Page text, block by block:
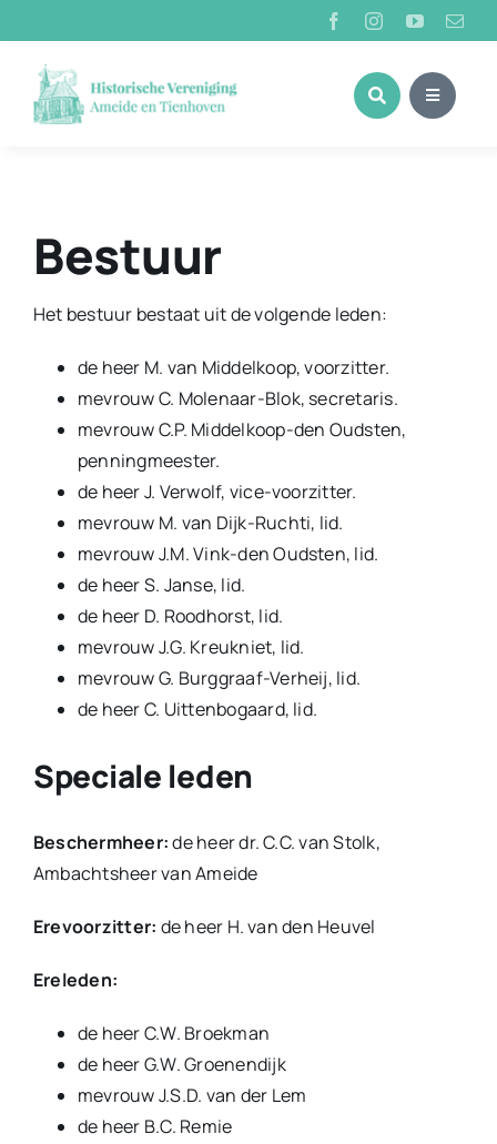
naar
inhoud
Bestuur
Het bestuur bestaat uit de volgende leden:
de heer M. van Middelkoop, voorzitter.
mevrouw C. Molenaar-Blok, secretaris.
mevrouw C.P. Middelkoop-den Oudsten,
penningmeester.
de heer J. Verwolf, vice-voorzitter.
mevrouw M. van Dijk-Ruchti, lid.
mevrouw J.M. Vink-den Oudsten, lid.
de heer S. Janse, lid.
de heer D. Roodhorst, lid.
mevrouw J.G. Kreukniet, lid.
mevrouw G. Burggraaf-Verheij, lid.
de heer C. Uittenbogaard, lid.
Speciale leden
Beschermheer:de heer dr. C.C. van Stolk,
Ambachtsheer van Ameide
Erevoorzitter: de heer H. van den Heuvel
Ereleden:
de heer C.W. Broekman
de heer G.W. Groenendijk
mevrouw J.S.D. van der Lem
de heer B.C. Remie